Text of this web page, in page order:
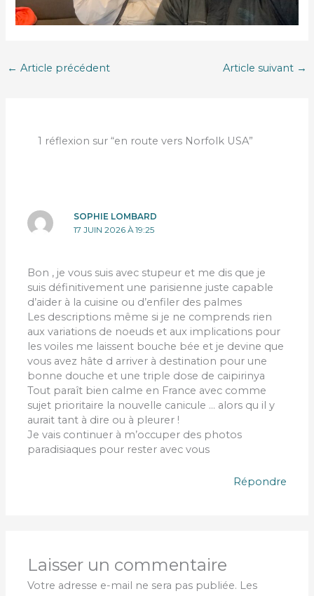
← Article précédent Article suivant →
1 réflexion sur “en route vers Norfolk USA”
SOPHIE LOMBARD
17 JUIN 2026 À 19:25
Bon , je vous suis avec stupeur et me dis que je
suis définitivement une parisienne juste capable
d’aider à la cuisine ou d’enfiler des palmes
Les descriptions même si je ne comprends rien
aux variations de noeuds et aux implications pour
les voiles me laissent bouche bée et je devine que
vous avez hâte d arriver à destination pour une
bonne douche et une triple dose de caipirinya
Tout paraît bien calme en France avec comme
sujet prioritaire la nouvelle canicule … alors qu il y
aurait tant à dire ou à pleurer !
Je vais continuer à m’occuper des photos
paradisiaques pour rester avec vous
Répondre
Laisser un commentaire
Votre adresse e-mail ne sera pas publiée. Les